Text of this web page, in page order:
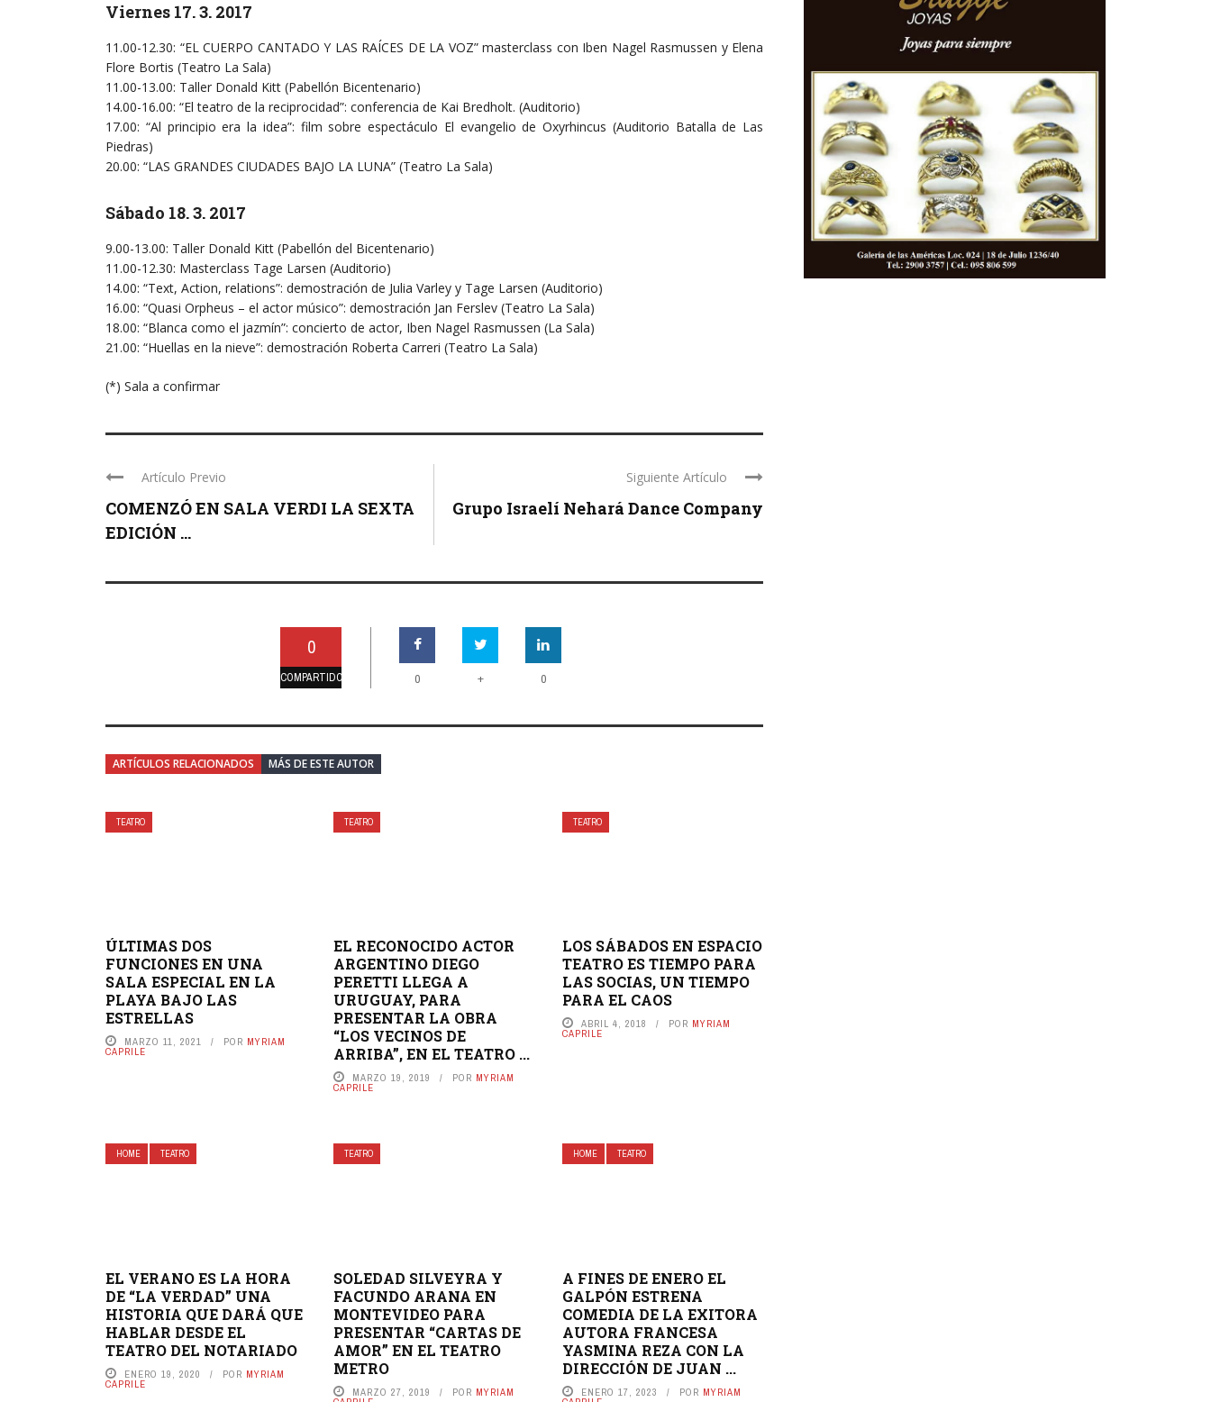
Viernes 17. 3. 2017
11.00-12.30: “EL CUERPO CANTADO Y LAS RAÍCES DE LA VOZ” masterclass con Iben Nagel Rasmussen y Elena
Flore Bortis (Teatro La Sala)
11.00-13.00: Taller Donald Kitt (Pabellón Bicentenario)
14.00-16.00: “El teatro de la reciprocidad”: conferencia de Kai Bredholt. (Auditorio)
17.00: “Al principio era la idea”: film sobre espectáculo El evangelio de Oxyrhincus (Auditorio Batalla de Las
Piedras)
20.00: “LAS GRANDES CIUDADES BAJO LA LUNA” (Teatro La Sala)
Sábado 18. 3. 2017
9.00-13.00: Taller Donald Kitt (Pabellón del Bicentenario)
11.00-12.30: Masterclass Tage Larsen (Auditorio)
14.00: “Text, Action, relations”: demostración de Julia Varley y Tage Larsen (Auditorio)
16.00: “Quasi Orpheus – el actor músico”: demostración Jan Ferslev (Teatro La Sala)
18.00: “Blanca como el jazmín”: concierto de actor, Iben Nagel Rasmussen (La Sala)
21.00: “Huellas en la nieve”: demostración Roberta Carreri (Teatro La Sala)
(*) Sala a confirmar
Artículo Previo
COMENZÓ EN SALA VERDI LA SEXTA
EDICIÓN ...
Siguiente Artículo
Grupo Israelí Nehará Dance Company
0
COMPARTIDO 0 + 0
ARTÍCULOS RELACIONADOS MÁS DE ESTE AUTOR
TEATRO
ÚLTIMAS DOS
FUNCIONES EN UNA
SALA ESPECIAL EN LA
PLAYA BAJO LAS
ESTRELLAS
MARZO 11, 2021 POR MYRIAM
CAPRILE
TEATRO
EL RECONOCIDO ACTOR
ARGENTINO DIEGO
PERETTI LLEGA A
URUGUAY, PARA
PRESENTAR LA OBRA
“LOS VECINOS DE
ARRIBA”, EN EL TEATRO ...
MARZO 19, 2019 POR MYRIAM
CAPRILE
TEATRO
LOS SÁBADOS EN ESPACIO
TEATRO ES TIEMPO PARA
LAS SOCIAS, UN TIEMPO
PARA EL CAOS
ABRIL 4, 2018 POR MYRIAM
CAPRILE
HOME TEATRO
EL VERANO ES LA HORA
DE “LA VERDAD” UNA
HISTORIA QUE DARÁ QUE
HABLAR DESDE EL
TEATRO DEL NOTARIADO
ENERO 19, 2020 POR MYRIAM
CAPRILE
TEATRO
SOLEDAD SILVEYRA Y
FACUNDO ARANA EN
MONTEVIDEO PARA
PRESENTAR “CARTAS DE
AMOR” EN EL TEATRO
METRO
MARZO 27, 2019 POR MYRIAM
HOME TEATRO
A FINES DE ENERO EL
GALPÓN ESTRENA
COMEDIA DE LA EXITORA
AUTORA FRANCESA
YASMINA REZA CON LA
DIRECCIÓN DE JUAN ...
ENERO 17, 2023 POR MYRIAM